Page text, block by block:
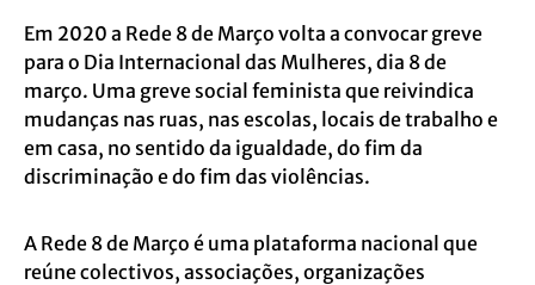
Em 2020 a Rede 8 de Março volta a convocar greve
para o Dia Internacional das Mulheres, dia 8 de
março. Uma greve social feminista que reivindica
mudanças nas ruas, nas escolas, locais de trabalho e
em casa, no sentido da igualdade, do fim da
discriminação e do fim das violências.
A Rede 8 de Março é uma plataforma nacional que
reúne colectivos, associações, organizações